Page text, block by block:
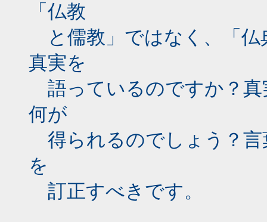
「仏教
と儒教」ではなく、「仏
真実を
語っているのですか？真
何が
得られるのでしょう？言
を
訂正すべきです。